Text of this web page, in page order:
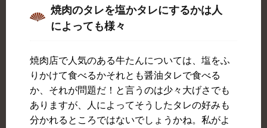
焼肉のタレを塩かタレにするかは人
によっても様々
焼肉店で人気のある牛たんについては、塩をふ
りかけて食べるかそれとも醤油タレで食べる
か、それが問題だ！と言うのは少々大げさでも
ありますが、人によってそうしたタレの好みも
分かれるところではないでしょうかね。私がよ